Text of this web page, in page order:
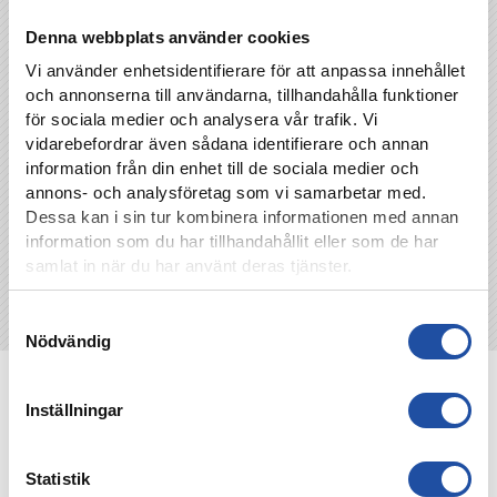
Denna webbplats använder cookies
Vi använder enhetsidentifierare för att anpassa innehållet
och annonserna till användarna, tillhandahålla funktioner
för sociala medier och analysera vår trafik. Vi
vidarebefordrar även sådana identifierare och annan
information från din enhet till de sociala medier och
annons- och analysföretag som vi samarbetar med.
Dessa kan i sin tur kombinera informationen med annan
information som du har tillhandahållit eller som de har
samlat in när du har använt deras tjänster.
Nödvändig
Inställningar
Statistik
TILLBAKA
NYHETER